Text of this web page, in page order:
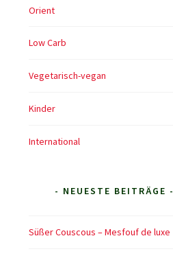
Orient
Low Carb
Vegetarisch-vegan
Kinder
International
- NEUESTE BEITRÄGE -
Süßer Couscous – Mesfouf de luxe